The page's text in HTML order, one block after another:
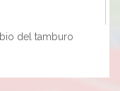
del tamburo